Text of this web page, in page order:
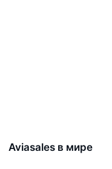
Aviasales в мире